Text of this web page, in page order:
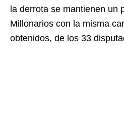
la derrota se mantienen un
Millonarios con la misma
obtenidos, de los 33